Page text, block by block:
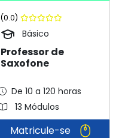
(0.0)
Básico
Professor de
Saxofone
De 10 a 120 horas
13 Módulos
Matricule-se